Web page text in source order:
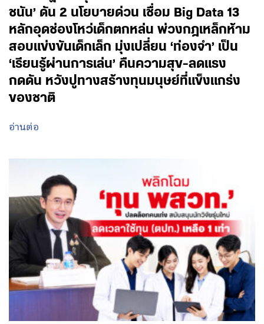
ชนัน’ ดัน 2 นโยบายด่วน เชื่อม Big Data 13
หลักอุดช่องโหว่เด็กตกหล่น พ่วงกฎเหล็กห้าม
สอบแข่งขันเด็กเล็ก มุ่งเปลี่ยน ‘ท่องจำ’ เป็น
‘เรียนรู้ผ่านการเล่น’ คืนความสุข-ลดแรง
กดดัน หวังปูทางสร้างทุนมนุษย์ที่แข็งแกร่ง
ของชาติ
อ่านต่อ